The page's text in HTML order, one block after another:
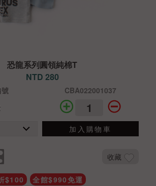
恐龍系列圓領純棉T
NTD 280
CBA022001037
加入購物車
收藏
$100
全館$990免運